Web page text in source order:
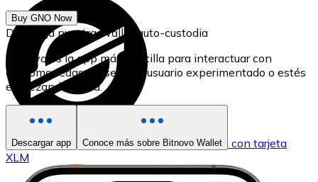
ComprarStellarcon transferencia bancaria con tarjeta
XLM
Buy GNO Now
Descarga nuestra Wallet auto-custodia
Bitnovo es la app más sencilla para interactuar con
criptomonedas, ya seas un usuario experimentado o estés
empezando ahora.
Descargar app Conoce más sobre Bitnovo Wallet